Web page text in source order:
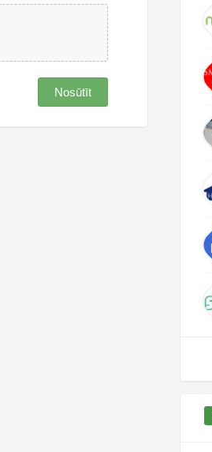
Nosūtīt